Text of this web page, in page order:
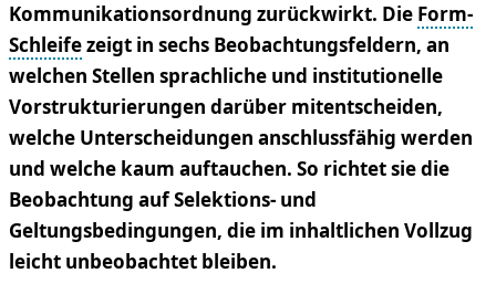
Kommunikationsordnung zurückwirkt. Die Form-
Schleifezeigt in sechs Beobachtungsfeldern, an
welchen Stellen sprachliche und institutionelle
Vorstrukturierungen darüber mitentscheiden,
welche Unterscheidungen anschlussfähig werden
und welche kaum auftauchen. So richtet sie die
Beobachtung auf Selektions- und
Geltungsbedingungen, die im inhaltlichen Vollzug
leicht unbeobachtet bleiben.